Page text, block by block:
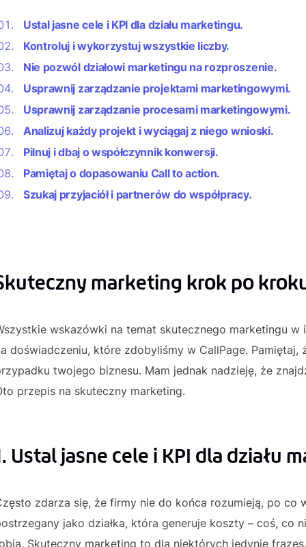
Ustal jasne cele i KPI dla działu marketingu.
Kontroluj i wykorzystuj wszystkie liczby.
Nie pozwól działowi marketingu na rozproszenie.
Usprawnij zarządzanie projektami marketingowymi.
Usprawnij zarządzanie procesami marketingowymi.
Analizuj każdy projekt i wyciągaj z niego wnioski.
Pilnuj i dbaj o współczynnik konwersji.
Pamiętaj o dopasowaniu Call to action.
Szukaj przyjaciół i partnerów do współpracy.
marketing krok po
wskazówki na temat skutecznego marketingu
doświadczeniu, które zdobyliśmy w CallPage.
twojego biznesu. Mam jednak nadzieję, że
przepis na skuteczny marketing.
Ustal jasne cele i KPI dla działu
zdarza się, że firmy nie do końca rozumieją, po co
jako działka, która generuje koszty – coś, co
Skuteczny marketing to dla niektórych jedynie